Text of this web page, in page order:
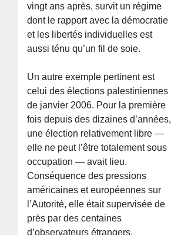
vingt ans après, survit un régime
dont le rapport avec la démocratie
et les libertés individuelles est
aussi ténu qu’un fil de soie.
Un autre exemple pertinent est
celui des élections palestiniennes
de janvier 2006. Pour la première
fois depuis des dizaines d’années,
une élection relativement libre —
elle ne peut l’être totalement sous
occupation — avait lieu.
Conséquence des pressions
américaines et européennes sur
l’Autorité, elle était supervisée de
près par des centaines
d’observateurs étrangers.